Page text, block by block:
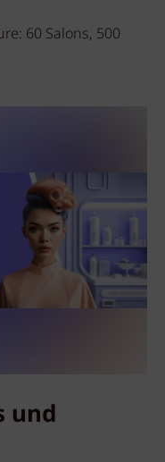
60 Salons, 500
und